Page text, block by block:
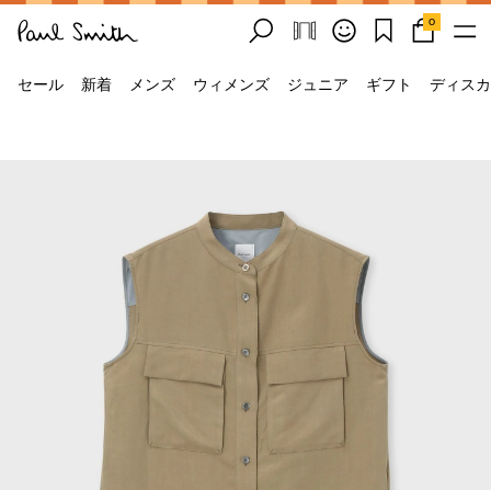
0
セール 新着 メンズ ウィメンズ ジュニア ギフト ディス